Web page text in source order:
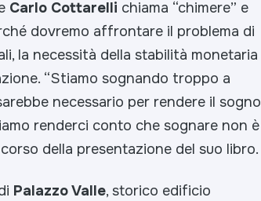
Carlo Cottarelli chiama “chimere” e
dovremo affrontare il problema di
la necessità della stabilità monetaria
“Stiamo sognando troppo a
necessario per rendere il sogno
renderci conto che sognare non è
della presentazione del suo libro.
Palazzo Valle, storico edificio